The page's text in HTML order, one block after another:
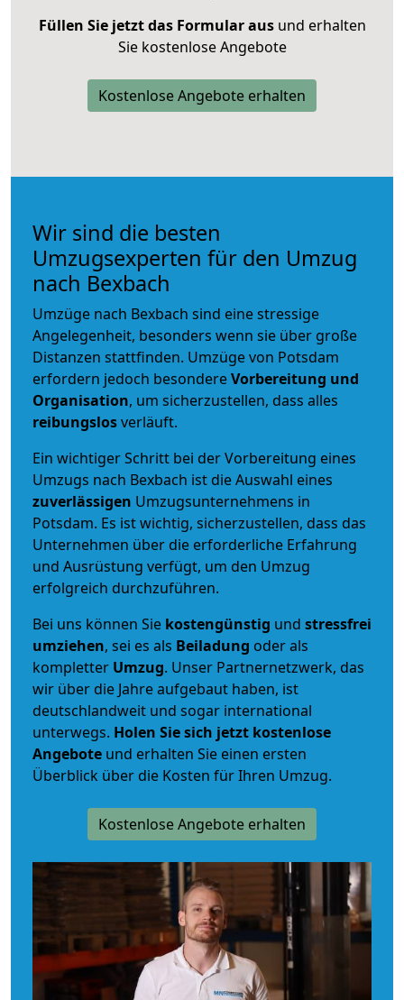
Füllen Sie jetzt das Formular ausund erhalten
Sie kostenlose Angebote
Kostenlose Angebote erhalten
Wir sind die besten
Umzugsexperten für den Umzug
nach Bexbach
Umzüge nach Bexbach sind eine stressige
Angelegenheit, besonders wenn sie über große
Distanzen stattfinden. Umzüge von Potsdam
erfordern jedoch besondereVorbereitung und
Organisation, um sicherzustellen, dass alles
reibungslosverläuft.
Ein wichtiger Schritt bei der Vorbereitung eines
Umzugs nach Bexbach ist die Auswahl eines
zuverlässigen Umzugsunternehmens in
Potsdam. Es ist wichtig, sicherzustellen, dass das
Unternehmen über die erforderliche Erfahrung
und Ausrüstung verfügt, um den Umzug
erfolgreich durchzuführen.
Bei uns können Sie kostengünstig und stressfrei
umziehen, sei es als Beiladung oder als
kompletter Umzug. Unser Partnernetzwerk, das
wir über die Jahre aufgebaut haben, ist
deutschlandweit und sogar international
unterwegs. Holen Sie sich jetzt kostenlose
Angebote und erhalten Sie einen ersten
Überblick über die Kosten für Ihren Umzug.
Kostenlose Angebote erhalten